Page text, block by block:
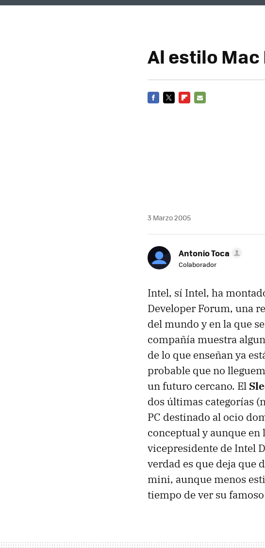
Al estilo
3 Marzo 2005
Antonio Toca
Colaborador
Intel, sí Intel, ha
Developer Forum, una
del mundo y en la que
compañía muestra
de lo que enseñan ya
probable que no
un futuro cercano. El
dos últimas categorías
PC destinado al ocio
conceptual y aunque en
vicepresidente de Intel
verdad es que deja que
mini, aunque menos
tiempo de ver su